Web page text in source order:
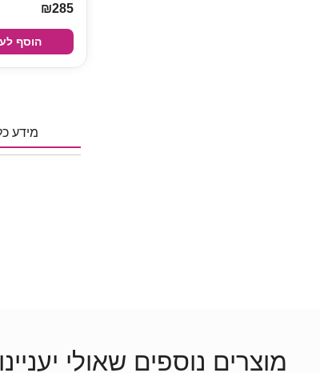
₪285
הוסף
מידע
מוצרים נוספים שאולי